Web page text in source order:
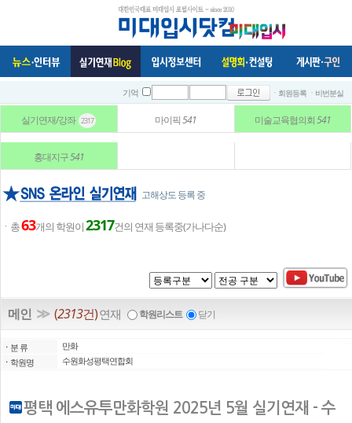
기억 ㆍ회원등록 ㆍ비번분실
실기연재/강좌 2317 마이픽541 미술교육협의회541
홍대지구541
고해상도 등록 중
ㆍ총63개의 학원이2317건의 연재 등록중(가나다순)
메인 ≫ (2313건)연재 학원리스트 닫기
ㆍ 분 류
만화
ㆍ 학원명 수원화성평택연합회
평택 에스유투만화학원 2025년 5월 실기연재 - 수